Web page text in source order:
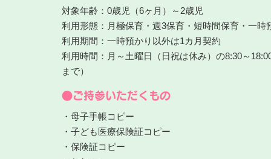
対象年齢：0歳児（6ヶ月）～2歳児
利用形態：月極保育・週3保育・短時間保育・一時
利用期間：一時預かり以外は1カ月契約
利用時間：月～土曜日（日祝は休み）の8:30～
まで）
●ご持参いただくもの
・母子手帳コピー
・子ども医療保険証コピー
・保険証コピー